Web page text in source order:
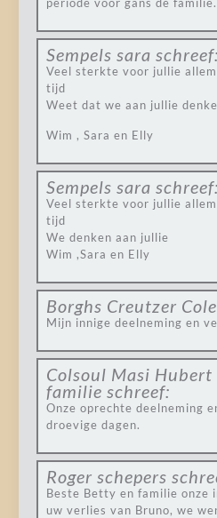
Sempels sara schreef:
Veel sterkte voor jullie
tijd
Weet dat we aan jullie
Wim , Sara en Elly
Sempels sara schreef:
Veel sterkte voor jullie
tijd
We denken aan jullie
Wim ,Sara en Elly
Borghs Creutzer
Mijn innige deelneming en
Colsoul Masi Hubert
familie schreef:
Onze oprechte deelneming
droevige dagen.
Roger schepers
Beste Betty en familie onze
uw verlies van Bruno, we